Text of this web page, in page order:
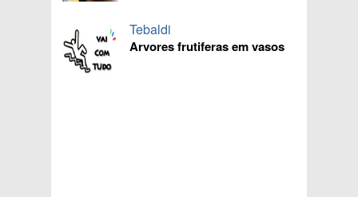
Tebaldi
Arvores frutiferas em vasos